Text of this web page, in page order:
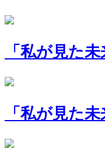
「私が見た
「私が見た